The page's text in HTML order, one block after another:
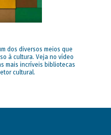
dos diversos meios que
à cultura. Veja no vídeo
mais incríveis bibliotecas
cultural.